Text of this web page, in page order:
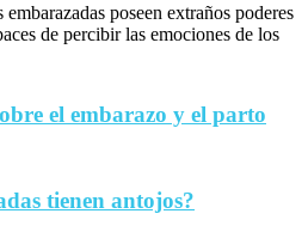
poseen extraños poderes
de percibir las emociones de los
el embarazo y el parto
tienen antojos?